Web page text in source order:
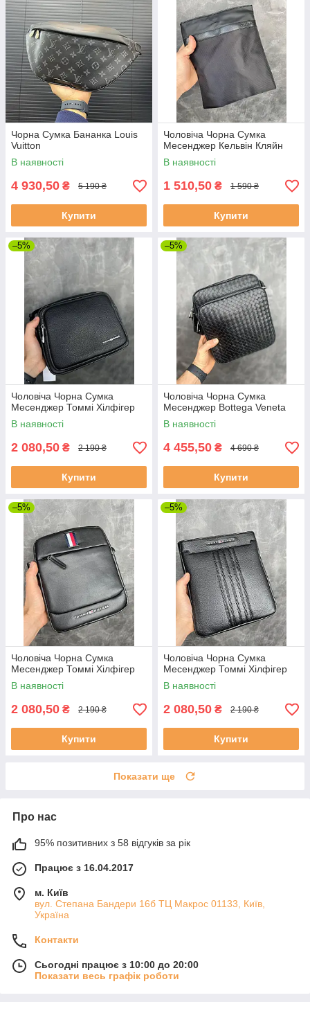
Чорна Сумка Бананка Louis
Vuitton
В наявності
4 930,50 ₴ 5 190 ₴
Купити
Чоловіча Чорна Сумка
Месенджер Кельвін Кляйн
В наявності
1 510,50 ₴ 1 590 ₴
Купити
–5%
Чоловіча Чорна Сумка
Месенджер Томмі Хілфігер
В наявності
2 080,50 ₴ 2 190 ₴
Купити
–5%
Чоловіча Чорна Сумка
Месенджер Bottega Veneta
В наявності
4 455,50 ₴ 4 690 ₴
Купити
–5%
Чоловіча Чорна Сумка
Месенджер Томмі Хілфігер
В наявності
2 080,50 ₴ 2 190 ₴
Купити
–5%
Чоловіча Чорна Сумка
Месенджер Томмі Хілфігер
В наявності
2 080,50 ₴ 2 190 ₴
Купити
Показати ще
Про нас
95% позитивних з 58 відгуків за рік
Працює з 16.04.2017
м. Київ
вул. Степана Бандери 16б ТЦ Макрос 01133, Київ,
Україна
Контакти
Сьогодні працює з 10:00 до 20:00
Показати весь графік роботи